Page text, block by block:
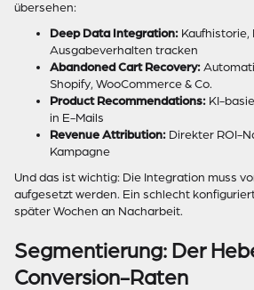
übersehen:
Deep Data Integration:
Ausgabeverhalten tracken
Abandoned Cart Recovery:
Shopify, WooCommerce & Co.
Product Recommendations: KI-
in E-Mails
Revenue Attribution: Direkter ROI-
Kampagne
Und das ist wichtig: Die Integration muss
aufgesetzt werden. Ein schlecht
später Wochen an Nacharbeit.
Segmentierung: Der
Conversion-Raten